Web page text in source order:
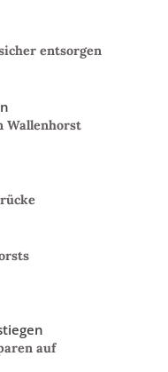
entsorgen
Wallenhorst
auf